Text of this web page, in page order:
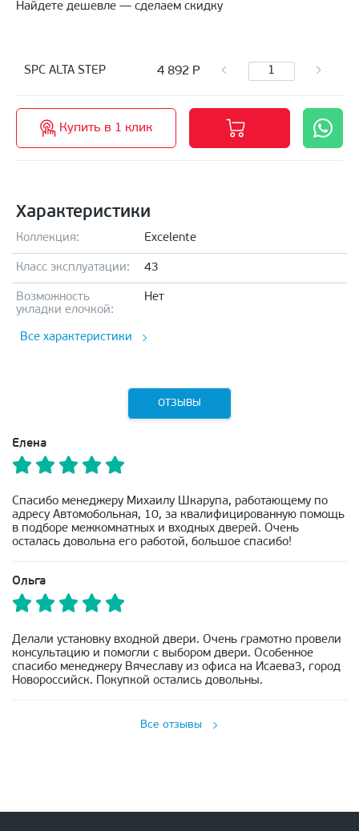
Найдете дешевле — сделаем скидку
SPC ALTA STEP 4 892 Р
Купить в 1 клик
Характеристики
Коллекция: Excelente
Класс эксплуатации: 43
Возможность
укладки елочкой:
Нет
Все характеристики
ОТЗЫВЫ
Елена
Спасибо менеджеру Михаилу Шкарупа, работающему по
адресу Автомобольная, 10, за квалифицированную помощь
в подборе межкомнатных и входных дверей. Очень
осталась довольна его работой, большое спасибо!
Ольга
Делали установку входной двери. Очень грамотно провели
консультацию и помогли с выбором двери. Особенное
спасибо менеджеру Вячеславу из офиса на Исаева3, город
Новороссийск. Покупкой остались довольны.
Все отзывы